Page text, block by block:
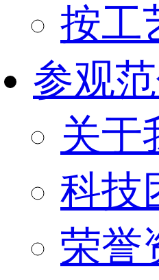
按工
参观
关于
科技
荣誉